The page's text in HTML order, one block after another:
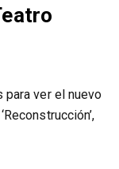
ver el nuevo